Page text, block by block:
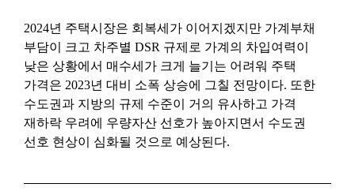
2024년 주택시장은 회복세가 이어지겠지만 가계부채
부담이 크고 차주별 DSR 규제로 가계의 차입여력이
낮은 상황에서 매수세가 크게 늘기는 어려워 주택
가격은 2023년 대비 소폭 상승에 그칠 전망이다. 또한
수도권과 지방의 규제 수준이 거의 유사하고 가격
재하락 우려에 우량자산 선호가 높아지면서 수도권
선호 현상이 심화될 것으로 예상된다.